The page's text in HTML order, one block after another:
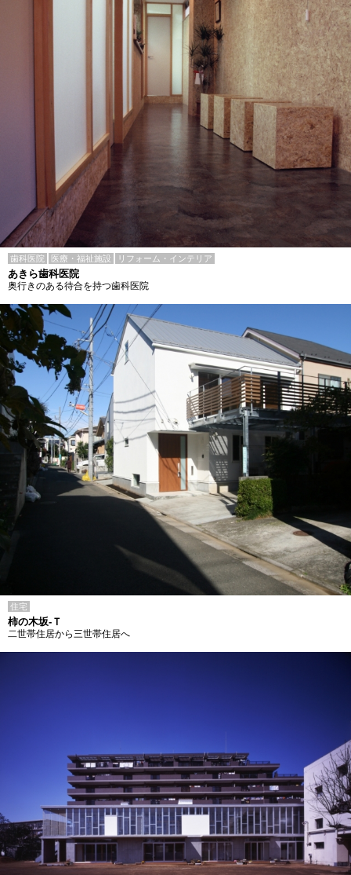
歯科医院 医療・福祉施設 リフォーム・インテリア
あきら歯科医院
奥行きのある待合を持つ歯科医院
住宅
柿の木坂-Ｔ
二世帯住居から三世帯住居へ